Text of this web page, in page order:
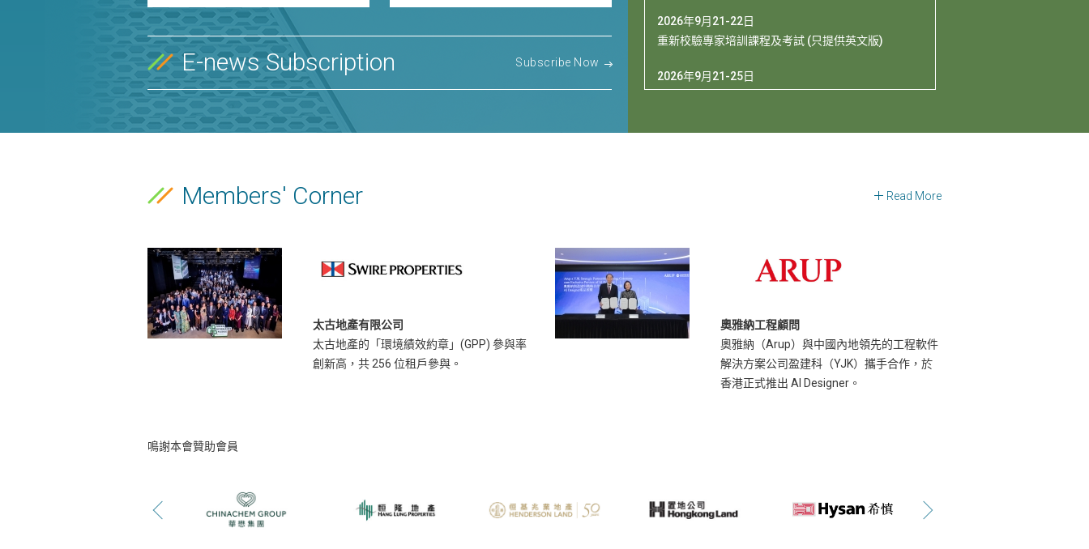
E-news Subscription Subscribe Now
2026年9月21-22日
重新校驗專家培訓課程及考試 (只提供英文版)
2026年9月21-25日
Leadership Awards Showcase (只提供英文版)
Members' Corner Read More
太古地產有限公司
太古地產的「環境績效約章」(GPP) 參與率
創新高，共 256 位租戶參與。
奧雅納工程顧問
奧雅納（Arup）與中國內地領先的工程軟件
解決方案公司盈建科（YJK）攜手合作，於
香港正式推出 AI Designer。
鳴謝本會贊助會員